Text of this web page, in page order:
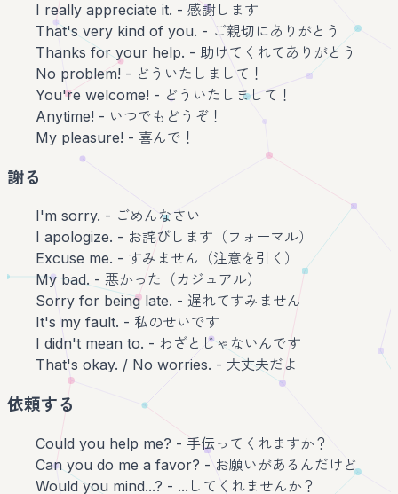
I really appreciate it. - 感謝します
That's very kind of you. - ご親切にありがとう
Thanks for your help. - 助けてくれてありがとう
No problem! - どういたしまして！
You're welcome! - どういたしまして！
Anytime! - いつでもどうぞ！
My pleasure! - 喜んで！
謝る
I'm sorry. - ごめんなさい
I apologize. - お詫びします（フォーマル）
Excuse me. - すみません（注意を引く）
My bad. - 悪かった（カジュアル）
Sorry for being late. - 遅れてすみません
It's my fault. - 私のせいです
I didn't mean to. - わざとじゃないんです
That's okay. / No worries. - 大丈夫だよ
依頼する
Could you help me? - 手伝ってくれますか？
Can you do me a favor? - お願いがあるんだけど
Would you mind...? - ...してくれませんか？